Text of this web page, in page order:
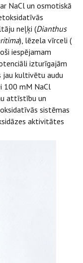
NaCl un osmotiskā
neļķi (Dianthus
), lēzela vīrceli (
iespējamam
izturīgajām
jau kultivētu audu
100 mM NaCl
attīstību un
sistēmas
aktivitātes